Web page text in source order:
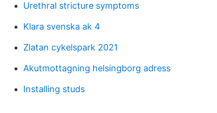
Urethral stricture symptoms
Klara svenska ak 4
Zlatan cykelspark 2021
Akutmottagning helsingborg adress
Installing studs